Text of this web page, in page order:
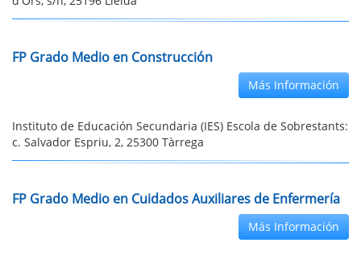
FP Grado Medio en Construcción
Más Información
Instituto de Educación Secundaria (IES) Escola de Sobrestants:
c. Salvador Espriu, 2, 25300 Tàrrega
FP Grado Medio en Cuidados Auxiliares de Enfermería
Más Información